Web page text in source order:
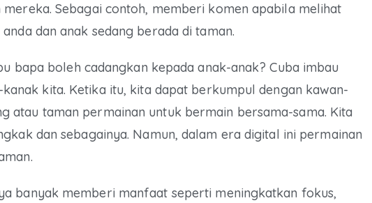
Sebagai contoh, memberi komen apabila melihat
dan anak sedang berada di taman.
bapa boleh cadangkan kepada anak-anak? Cuba imbau
kita. Ketika itu, kita dapat berkumpul dengan kawan-
atau taman permainan untuk bermain bersama-sama. Kita
dan sebagainya. Namun, dalam era digital ini permainan
banyak memberi manfaat seperti meningkatkan fokus,